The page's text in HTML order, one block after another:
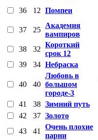
36 12 Помпеи
37 25
Академия
вампиров
38 32
Короткий
срок 12
39
34 Небраска
40 40
Любовь в
большом
городе-3
41
38 Зимний путь
42
37 Золото
43
41
Очень плохие
парни